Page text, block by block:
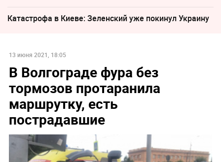
Катастрофа в Киеве: Зеленский уже покинул Украину
13 июня 2021, 18:05
В Волгограде фура без
тормозов протаранила
маршрутку, есть
пострадавшие